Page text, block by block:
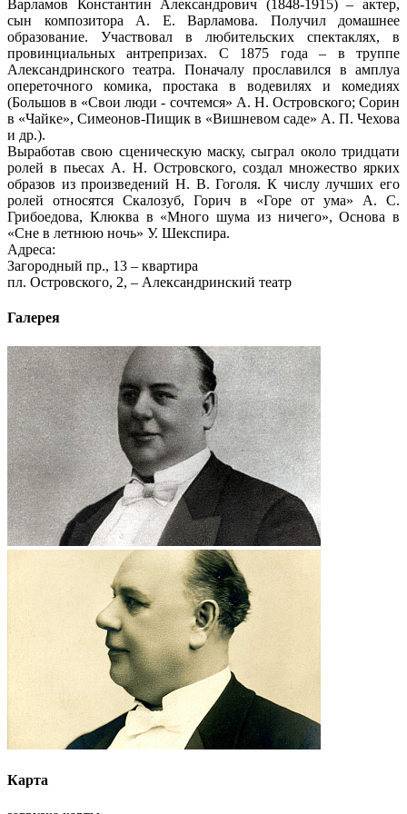
Варламов Константин Александрович (1848-1915) – актер,
сын композитора А. Е. Варламова. Получил домашнее
образование. Участвовал в любительских спектаклях, в
провинциальных антрепризах. С 1875 года – в труппе
Александринского театра. Поначалу прославился в амплуа
опереточного комика, простака в водевилях и комедиях
(Большов в «Свои люди - сочтемся» А. Н. Островского; Сорин
в «Чайке», Симеонов-Пищик в «Вишневом саде» А. П. Чехова
и др.).
Выработав свою сценическую маску, сыграл около тридцати
ролей в пьесах А. Н. Островского, создал множество ярких
образов из произведений Н. В. Гоголя. К числу лучших его
ролей относятся Скалозуб, Горич в «Горе от ума» А. С.
Грибоедова, Клюква в «Много шума из ничего», Основа в
«Сне в летнюю ночь» У. Шекспира.
Адреса:
Загородный пр., 13 – квартира
пл. Островского, 2, – Александринский театр
Галерея
Карта